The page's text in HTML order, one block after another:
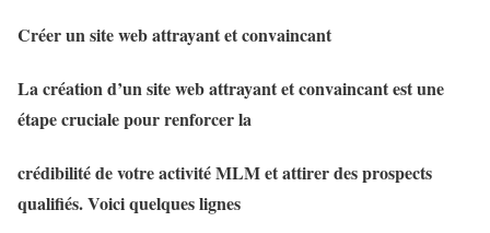
Créer un site web attrayant et convaincant
La création d’un site web attrayant et convaincant est une
étape cruciale pour renforcer la
crédibilité de votre activité MLM et attirer des prospects
qualifiés. Voici quelques lignes